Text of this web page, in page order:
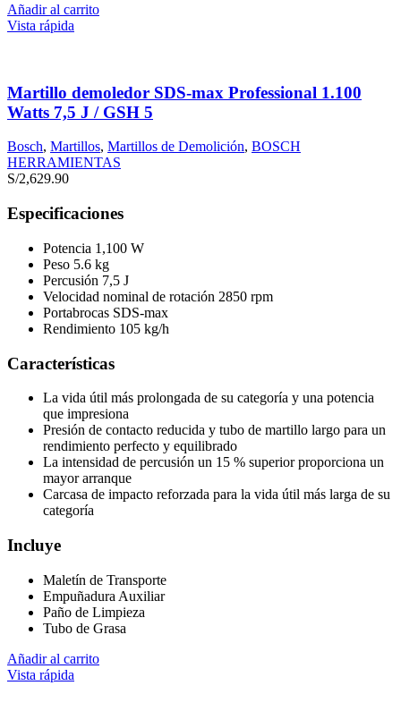
Añadir al carrito
Vista rápida
Martillo demoledor SDS-max Professional 1.100
Watts 7,5 J / GSH 5
Bosch, Martillos, Martillos de Demolición, BOSCH
HERRAMIENTAS
S/2,629.90
Especificaciones
Potencia 1,100 W
Peso 5.6 kg
Percusión 7,5 J
Velocidad nominal de rotación 2850 rpm
Portabrocas SDS-max
Rendimiento 105 kg/h
Características
La vida útil más prolongada de su categoría y una potencia
que impresiona
Presión de contacto reducida y tubo de martillo largo para un
rendimiento perfecto y equilibrado
La intensidad de percusión un 15 % superior proporciona un
mayor arranque
Carcasa de impacto reforzada para la vida útil más larga de su
categoría
Incluye
Maletín de Transporte
Empuñadura Auxiliar
Paño de Limpieza
Tubo de Grasa
Añadir al carrito
Vista rápida